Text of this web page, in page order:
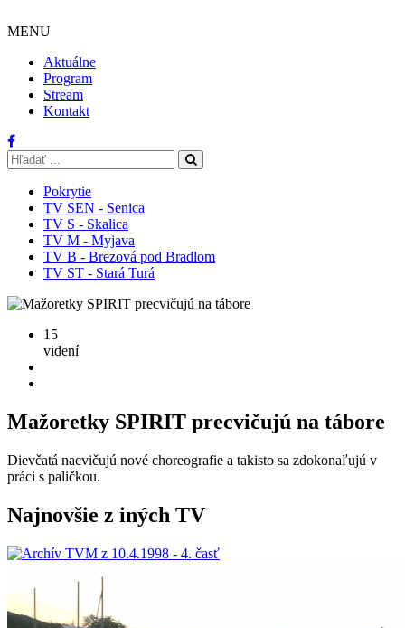
MENU
Aktuálne
Program
Stream
Kontakt
Pokrytie
TV SEN - Senica
TV S - Skalica
TV M - Myjava
TV B - Brezová pod Bradlom
TV ST - Stará Turá
15
videní
Mažoretky SPIRIT precvičujú na tábore
Dievčatá nacvičujú nové choreografie a takisto sa zdokonaľujú v
práci s paličkou.
Najnovšie z iných TV